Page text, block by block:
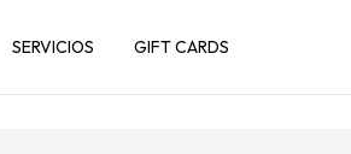
SERVICIOS GIFT CARDS